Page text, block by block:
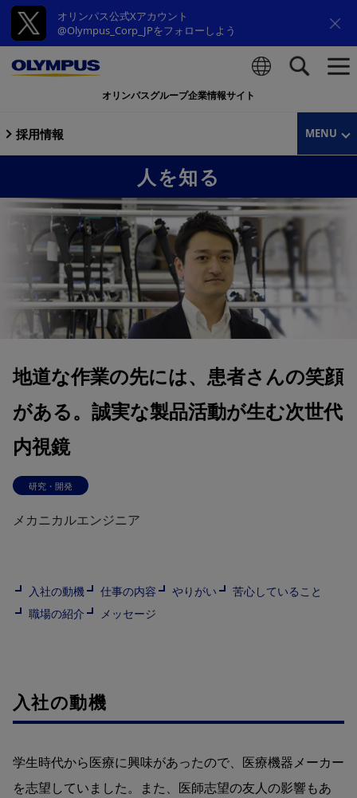
オリンパス公式Xアカウント
@Olympus_Corp_JPをフォローしよう
オリンパスグループ企業情報サイト
採用情報 MENU
人を知る
地道な作業の先には、患者さんの笑顔
がある。誠実な製品活動が生む次世代
内視鏡
研究・開発
メカニカルエンジニア
入社の動機 仕事の内容 やりがい
苦心していること
職場の紹介
メッセージ
入社の動機
学生時代から医療に興味があったので、医療機器メーカー
を志望していました。また、医師志望の友人の影響もあ